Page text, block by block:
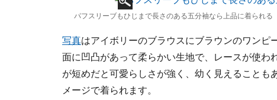
パフスリーブもひじまで長さのある五分袖なら上品に着られ
写真はアイボリーのブラウスにブラウンのワンピ
面に凹凸があって柔らかい生地で、レースが使わ
が短めだと可愛らしさが強く、幼く見えることも
メージで着られます。